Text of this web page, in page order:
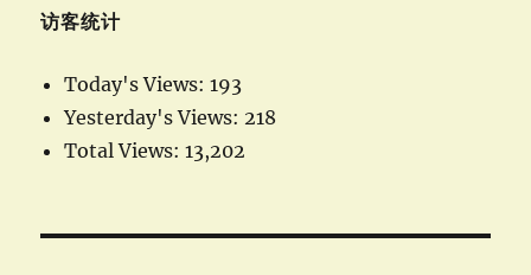
访客统计
Today's Views:193
Yesterday's Views:218
Total Views:13,202